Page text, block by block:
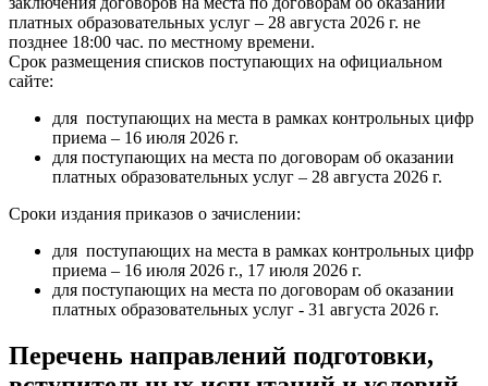
платных образовательных услуг – 28 августа 2026 г. не
позднее 18:00 час. по местному времени.
Срок размещения списков поступающих на официальном
сайте:
для поступающих на места в рамках контрольных цифр
приема – 16 июля 2026 г.
для поступающих на места по договорам об оказании
платных образовательных услуг – 28 августа 2026 г.
Сроки издания приказов о зачислении:
для поступающих на места в рамках контрольных цифр
приема – 16 июля 2026 г., 17 июля 2026 г.
для поступающих на места по договорам об оказании
платных образовательных услуг - 31 августа 2026 г.
Перечень направлений подготовки,